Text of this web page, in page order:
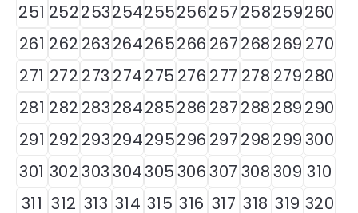
251 252253254255256257258259260
261 262 263264265266 267268269 270
271 272 273 274275 276 277 278 279280
281 282 283284285286 287288289290
291 292 293294295296 297298299300
301 302303304305306307 308309 310
311 312 313 314 315 316 317 318 319 320